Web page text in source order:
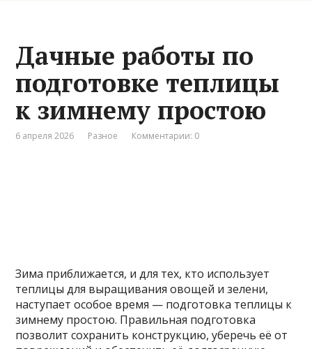
Дачные работы по
подготовке теплицы
к зимнему простою
6 апреля 2026 Разное Комментарии: 0
Зима приближается, и для тех, кто использует
теплицы для выращивания овощей и зелени,
наступает особое время — подготовка теплицы к
зимнему простою. Правильная подготовка
позволит сохранить конструкцию, уберечь её от